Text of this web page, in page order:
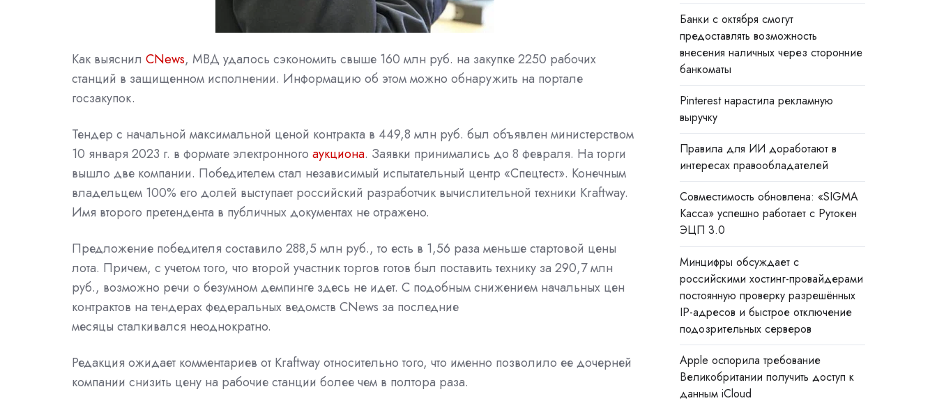
Как выяснил CNews, МВД удалось сэкономить свыше 160 млн руб. на закупке 2250 рабочих
станций в защищенном исполнении. Информацию об этом можно обнаружить на портале
госзакупок.
Тендер с начальной максимальной ценой контракта в 449,8 млн руб. был объявлен министерством
10 января 2023 г. в формате электронного аукциона. Заявки принимались до 8 февраля. На торги
вышло две компании. Победителем стал независимый испытательный центр «Спецтест». Конечным
владельцем 100% его долей выступает российский разработчик вычислительной техники Kraftway.
Имя второго претендента в публичных документах не отражено.
Предложение победителя составило 288,5 млн руб., то есть в 1,56 раза меньше стартовой цены
лота. Причем, с учетом того, что второй участник торгов готов был поставить технику за 290,7 млн
руб., возможно речи о безумном демпинге здесь не идет. С подобным снижением начальных цен
контрактов на тендерахфедеральных ведомств CNews за последние
месяцы сталкивался неоднократно.
Редакция ожидает комментариев от Kraftway относительно того, что именно позволило ее дочерней
компании снизить цену на рабочие станции более чем в полтора раза.
Банки с октября смогут
предоставлять возможность
внесения наличных через сторонние
банкоматы
Pinterest нарастила рекламную
выручку
Правила для ИИ доработают в
интересах правообладателей
Совместимость обновлена: «SIGMA
Касса» успешно работает с Рутокен
ЭЦП 3.0
Минцифры обсуждает с
российскими хостинг-провайдерами
постоянную проверку разрешённых
IP-адресов и быстрое отключение
подозрительных серверов
Apple оспорила требование
Великобритании получить доступ к
данным iCloud